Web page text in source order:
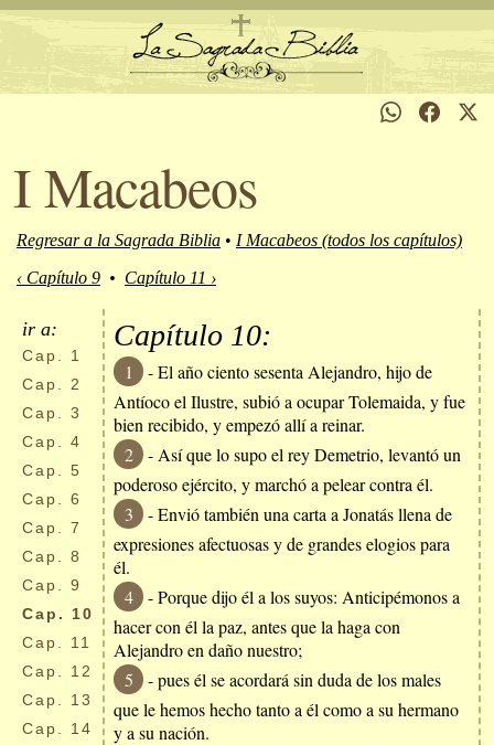
I Macabeos
Regresar a la Sagrada Biblia • I Macabeos (todos los capítulos)
‹ Capítulo 9 • Capítulo 11 ›
ir a:
Cap.
1
Cap.
2
Cap.
3
Cap.
4
Cap.
5
Cap.
6
Cap.
7
Cap.
8
Cap.
9
Cap.
10
Cap.
11
Cap.
12
Cap.
13
Cap.
14
Capítulo 10:
1
- El año ciento sesenta Alejandro, hijo de
Antíoco el Ilustre, subió a ocupar Tolemaida, y fue
bien recibido, y empezó allí a reinar.
2
- Así que lo supo el rey Demetrio, levantó un
poderoso ejército, y marchó a pelear contra él.
3
- Envió también una carta a Jonatás llena de
expresiones afectuosas y de grandes elogios para
él.
4
- Porque dijo él a los suyos: Anticipémonos a
hacer con él la paz, antes que la haga con
Alejandro en daño nuestro;
5
- pues él se acordará sin duda de los males
que le hemos hecho tanto a él como a su hermano
y a su nación.